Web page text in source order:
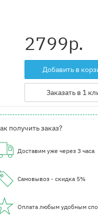
2799р.
Добавить в
Заказать в 1
получить заказ?
Доставим уже через 3 часа
Самовывоз - скидка 5%
Оплата любым удобным